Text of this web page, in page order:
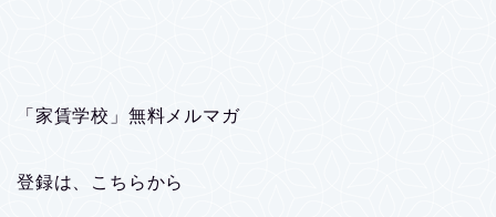
「家賃学校」無料メルマガ
登録は、こちらから